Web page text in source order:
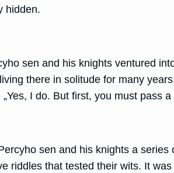
hidden.
sen and his knights ventured
there in solitude for many
I do. But first, you must pass a
sen and his knights a
riddles that tested their wits. It